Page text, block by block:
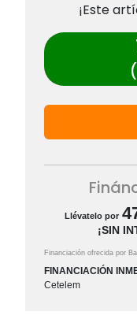
¡Este
Llévatelo por
¡SIN
Financiación ofrecida por
FINANCIACIÓN
Cetelem